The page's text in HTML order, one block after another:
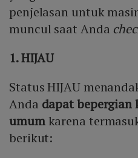
penjelasan untuk
muncul saat Anda
1. HIJAU
Status HIJAU
Anda dapat bepergian
umumkarena
berikut: